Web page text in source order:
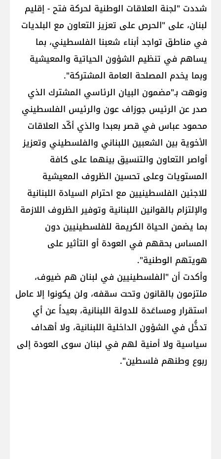
شددت "لجنة العلاقات الوطنية لحركة فتح - إقليم
لبنان، على "الحرص على تعزيز التعاون مع البلديات
في مناطق تواجد أبناء شعبنا الفلسطيني، بما
يساهم في تنظيم الشؤون الحياتية والمعيشية
وبما يخدم المصلحة العامة المشتركة".
ونوهت بـ"مضمون البيان الرئاسي المشترك الذي
صدر عن الرئيس جوزاف عون والرئيس الفلسطيني
محمود عباس في قصر بعبدا والذي أكّد العلاقات
الأخوية بين الشعبين اللبناني والفلسطيني وتعزيز
أواصر التعاون والتنسيق بينهما على كافة
المستويات وعلى تحسين الظروف المعيشية
للاجئين الفلسطينيين مع احترام السيادة اللبنانية
والإلتزام بالقوانين اللبنانية وتوفير الظروف اللازمة
بما يضمن الحياة الكريمة للفلسطينيين دون
المساس بحقهم في العودة أو التأثير على
هويتهم الوطنية".
وأكدت أن "الفلسطينيين في لبنان هم ضيوف،
ملتزمون بالقانون وتحت سقفه، ولن يكونوا إلا عامل
استقرار ومساعَدة للدولة اللبنانية، بعيداً عن أي
تدخُّل في الشؤون الداخلية اللبنانية، ولا أهداف
سياسية ولا أمنية لهم في لبنان سوى العودة إلى
ربوع وطنهم فلسطين".